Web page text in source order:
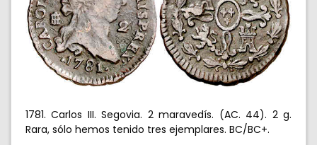
1781. Carlos III. Segovia. 2 maravedís. (AC. 44). 2 g.
Rara, sólo hemos tenido tres ejemplares. BC/BC+.